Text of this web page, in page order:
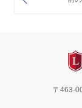
〒463-